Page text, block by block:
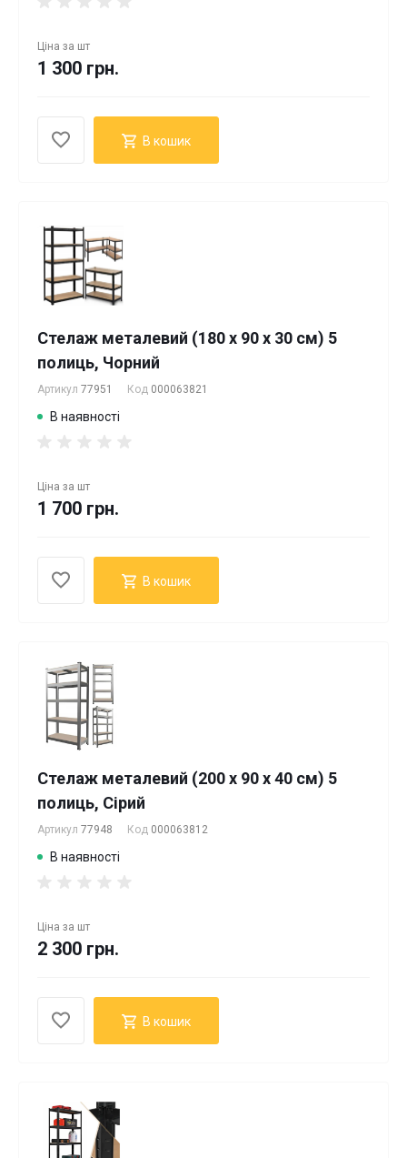
Ціна за шт
1 300 грн.
В кошик
Стелаж металевий (180 x 90 x 30 см) 5
полиць, Чорний
Артикул 77951 Код 000063821
В наявності
Ціна за шт
1 700 грн.
В кошик
Стелаж металевий (200 х 90 х 40 см) 5
полиць, Сірий
Артикул 77948 Код 000063812
В наявності
Ціна за шт
2 300 грн.
В кошик